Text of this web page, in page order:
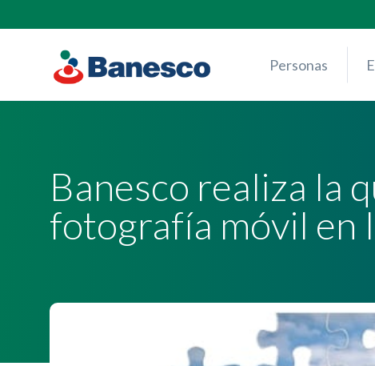
content
Personas
Banesco realiza la
fotografía móvil en